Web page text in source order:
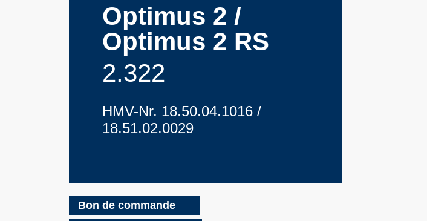
Optimus 2 /
Optimus 2 RS
2.322
HMV-Nr. 18.50.04.1016 /
18.51.02.0029
Bon de commande